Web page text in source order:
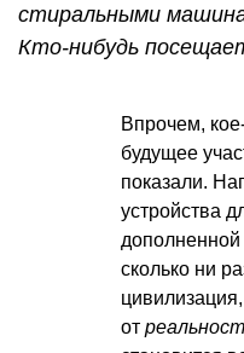
стиральными
Кто-нибудь
Впрочем,
будущее
показали.
устройства
сколько ни
от